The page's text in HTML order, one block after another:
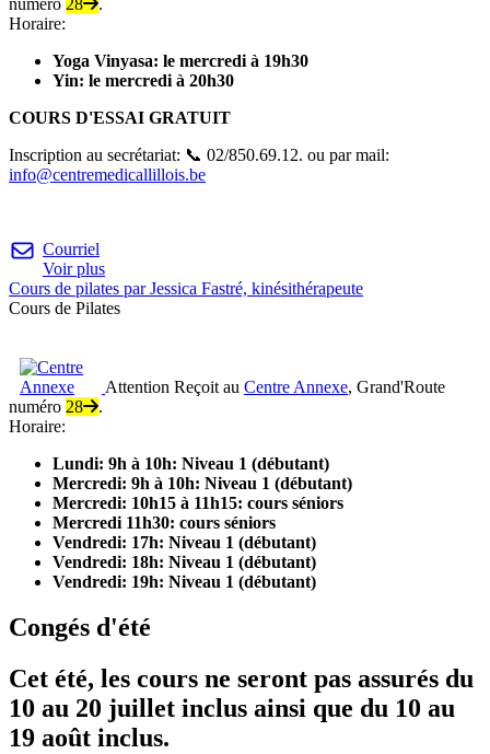
Horaire:
Yoga Vinyasa: le mercredi à 19h30
Yin: le mercredi à 20h30
COURS D'ESSAI GRATUIT
Inscription au secrétariat: 📞 02/850.69.12. ou par mail:
info@centremedicallillois.be
Courriel
Voir plus
Cours de pilates par Jessica Fastré, kinésithérapeute
Cours de Pilates
Attention Reçoit au Centre Annexe, Grand'Route
numéro 28
.
Horaire:
Lundi: 9h à 10h: Niveau 1 (débutant)
Mercredi: 9h à 10h: Niveau 1 (débutant)
Mercredi: 10h15 à 11h15: cours séniors
Mercredi 11h30: cours séniors
Vendredi: 17h: Niveau 1 (débutant)
Vendredi: 18h: Niveau 1 (débutant)
Vendredi: 19h: Niveau 1 (débutant)
Congés d'été
Cet été, les cours ne seront pas assurés du
10 au 20 juillet inclus ainsi que du 10 au
19 août inclus.